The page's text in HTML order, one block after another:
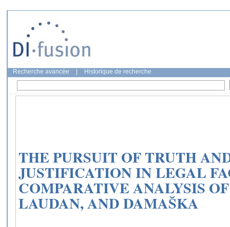
Recherche avancée Historique de recherche
THE PURSUIT OF TRUTH
JUSTIFICATION IN LEGAL
COMPARATIVE ANALYSIS
LAUDAN, AND DAMAŠKA